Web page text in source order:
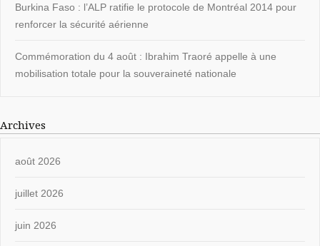
Burkina Faso : l’ALP ratifie le protocole de Montréal 2014 pour
renforcer la sécurité aérienne
Commémoration du 4 août : Ibrahim Traoré appelle à une
mobilisation totale pour la souveraineté nationale
Archives
août 2026
juillet 2026
juin 2026